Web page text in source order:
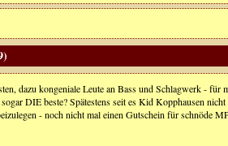
dazu kongeniale Leute an Bass und Schlagwerk -
DIE beste? Spätestens seit es Kid Kopphausen
- noch nicht mal einen Gutschein für schnöde